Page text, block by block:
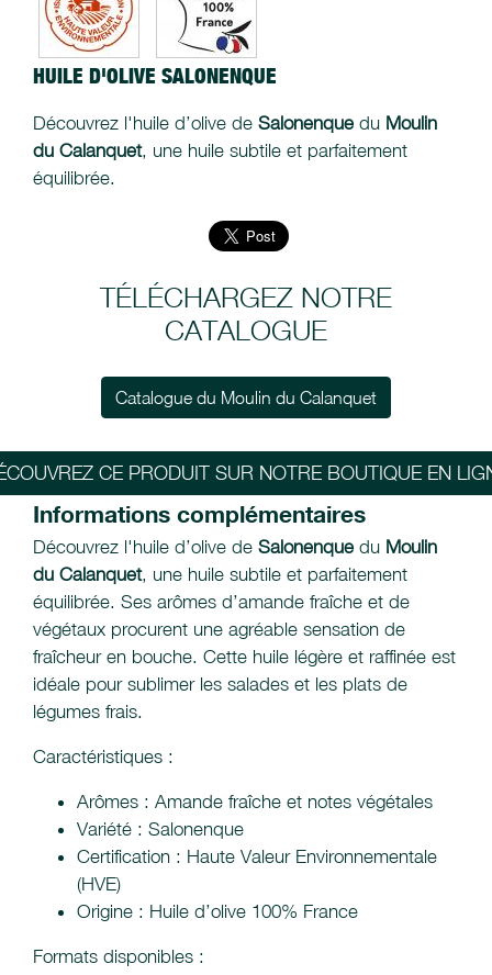
HUILE D'OLIVE SALONENQUE
Découvrez l'huile d’olive de Salonenque du Moulin
du Calanquet, une huile subtile et parfaitement
équilibrée.
TÉLÉCHARGEZ NOTRE
CATALOGUE
Catalogue du Moulin du Calanquet
CE PRODUIT SUR NOTRE BOUTIQUE EN
Informations complémentaires
Découvrez l'huile d’olive de Salonenque du Moulin
du Calanquet, une huile subtile et parfaitement
équilibrée. Ses arômes d’amande fraîche et de
végétaux procurent une agréable sensation de
fraîcheur en bouche. Cette huile légère et raffinée est
idéale pour sublimer les salades et les plats de
légumes frais.
Caractéristiques :
Arômes : Amande fraîche et notes végétales
Variété : Salonenque
Certification : Haute Valeur Environnementale
(HVE)
Origine : Huile d’olive 100% France
Formats disponibles :